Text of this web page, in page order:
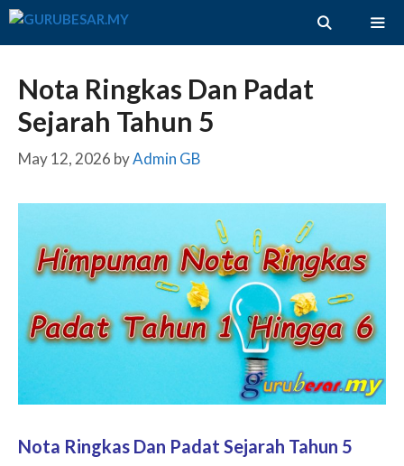
Skip
Nota Ringkas Dan Padat
Sejarah Tahun 5
May 12, 2026 byAdmin GB
Nota Ringkas Dan Padat Sejarah Tahun 5